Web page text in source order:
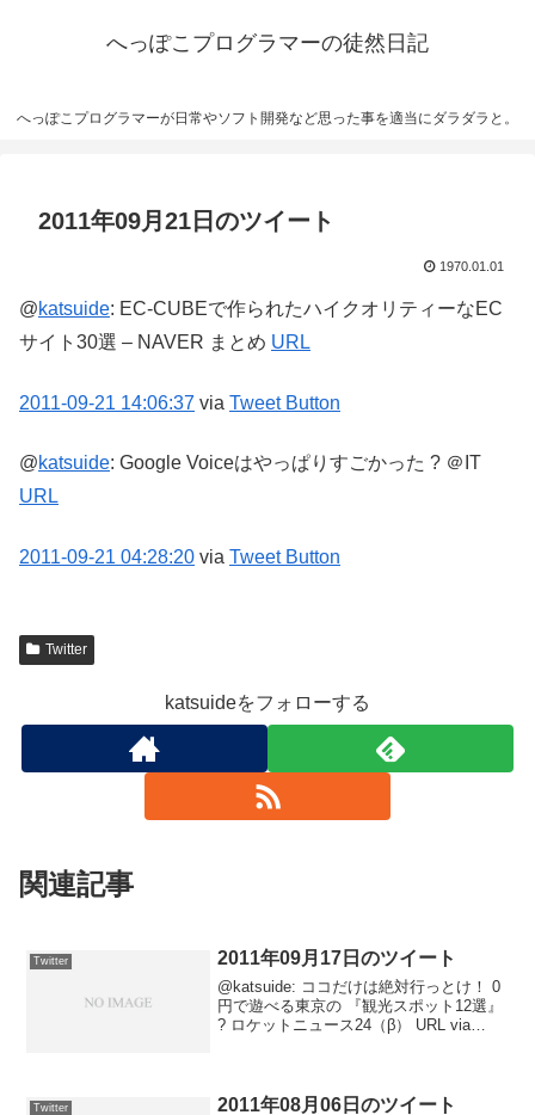
へっぽこプログラマーの徒然日記
へっぽこプログラマーが日常やソフト開発など思った事を適当にダラダラと。
2011年09月21日のツイート
1970.01.01
@katsuide: EC-CUBEで作られたハイクオリティーなEC
サイト30選 – NAVER まとめ URL
2011-09-21 14:06:37 via Tweet Button
@katsuide: Google Voiceはやっぱりすごかった ? ＠IT
URL
2011-09-21 04:28:20 via Tweet Button
Twitter
katsuideをフォローする
関連記事
Twitter 2011年09月17日のツイート
@katsuide: ココだけは絶対行っとけ！ 0
円で遊べる東京の 『観光スポット12選』
? ロケットニュース24（β） URL via
Twitter 2011年08月06日のツイート